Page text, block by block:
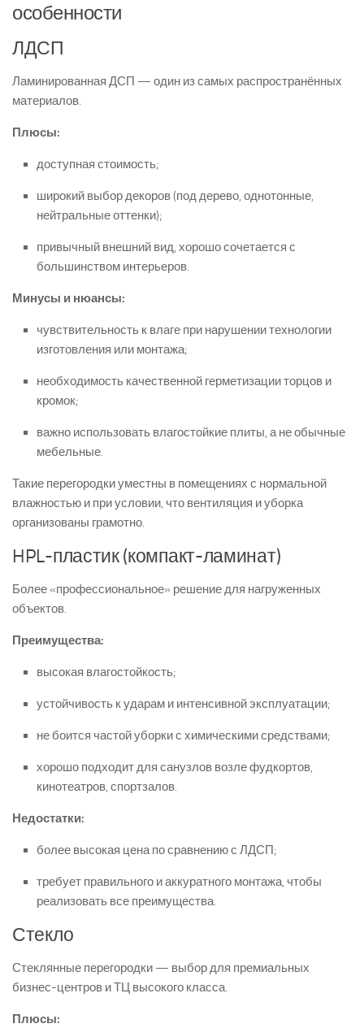
особенности
ЛДСП
Ламинированная ДСП — один из самых распространённых
материалов.
Плюсы:
доступная стоимость;
широкий выбор декоров (под дерево, однотонные,
нейтральные оттенки);
привычный внешний вид, хорошо сочетается с
большинством интерьеров.
Минусы и нюансы:
чувствительность к влаге при нарушении технологии
изготовления или монтажа;
необходимость качественной герметизации торцов и
кромок;
важно использовать влагостойкие плиты, а не обычные
мебельные.
Такие перегородки уместны в помещениях с нормальной
влажностью и при условии, что вентиляция и уборка
организованы грамотно.
HPL-пластик (компакт-ламинат)
Более «профессиональное» решение для нагруженных
объектов.
Преимущества:
высокая влагостойкость;
устойчивость к ударам и интенсивной эксплуатации;
не боится частой уборки с химическими средствами;
хорошо подходит для санузлов возле фудкортов,
кинотеатров, спортзалов.
Недостатки:
более высокая цена по сравнению с ЛДСП;
требует правильного и аккуратного монтажа, чтобы
реализовать все преимущества.
Стекло
Стеклянные перегородки — выбор для премиальных
бизнес-центров и ТЦ высокого класса.
Плюсы: